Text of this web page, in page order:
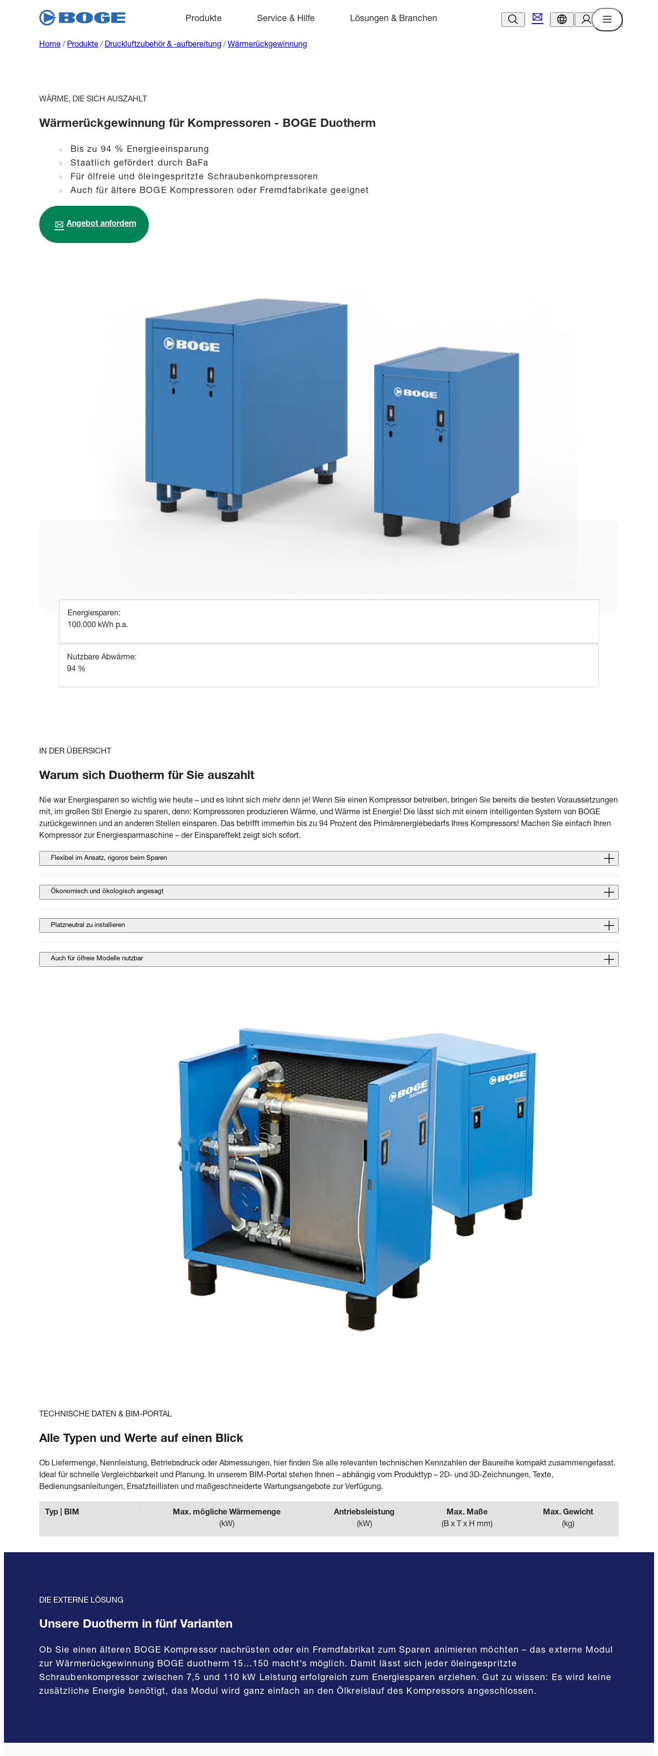
Produkte Service & Hilfe Lösungen & Branchen
Home / Produkte / Druckluftzubehör & -aufbereitung / Wärmerückgewinnung
WÄRME, DIE SICH AUSZAHLT
Wärmerückgewinnung für Kompressoren - BOGE Duotherm
Bis zu 94 % Energieeinsparung
Staatlich gefördert durch BaFa
Für ölfreie und öleingespritzte Schraubenkompressoren
Auch für ältere BOGE Kompressoren oder Fremdfabrikate geeignet
Angebot anfordern
Energiesparen:
100.000 kWh p.a.
Nutzbare Abwärme:
94 %
IN DER ÜBERSICHT
Warum sich Duotherm für Sie auszahlt
Nie war Energiesparen so wichtig wie heute – und es lohnt sich mehr denn je! Wenn Sie einen Kompressor betreiben, bringen Sie bereits die besten Voraussetzungen
mit, im großen Stil Energie zu sparen, denn: Kompressoren produzieren Wärme, und Wärme ist Energie! Die lässt sich mit einem intelligenten System von BOGE
zurückgewinnen und an anderen Stellen einsparen. Das betrifft immerhin bis zu 94 Prozent des Primärenergiebedarfs Ihres Kompressors! Machen Sie einfach Ihren
Kompressor zur Energiesparmaschine – der Einspareffekt zeigt sich sofort.
Flexibel im Ansatz, rigoros beim Sparen
Ökonomisch und ökologisch angesagt
Platzneutral zu installieren
Auch für ölfreie Modelle nutzbar
TECHNISCHE DATEN & BIM-PORTAL
Alle Typen und Werte auf einen Blick
Ob Liefermenge, Nennleistung, Betriebsdruck oder Abmessungen, hier finden Sie alle relevanten technischen Kennzahlen der Baureihe kompakt zusammengefasst.
Ideal für schnelle Vergleichbarkeit und Planung. In unserem BIM-Portal stehen Ihnen – abhängig vom Produkttyp – 2D- und 3D-Zeichnungen, Texte,
Bedienungsanleitungen, Ersatzteillisten und maßgeschneiderte Wartungsangebote zur Verfügung.
Typ | BIM
Max. mögliche Wärmemenge
(kW)
Antriebsleistung
(kW)
Max. Maße
(B x T x H mm)
Max. Gewicht
(kg)
DIE EXTERNE LÖSUNG
Unsere Duotherm in fünf Varianten
Ob Sie einen älteren BOGE Kompressor nachrüsten oder ein Fremdfabrikat zum Sparen animieren möchten – das externe Modul
zur Wärmerückgewinnung BOGE duotherm 15…150 macht’s möglich. Damit lässt sich jeder öleingespritzte
Schraubenkompressor zwischen 7,5 und 110 kW Leistung erfolgreich zum Energiesparen erziehen. Gut zu wissen: Es wird keine
zusätzliche Energie benötigt, das Modul wird ganz einfach an den Ölkreislauf des Kompressors angeschlossen.